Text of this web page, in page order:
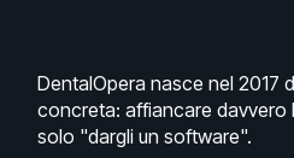
DentalOpera nasce nel 2017
concreta: affiancare davvero
solo "dargli un software".